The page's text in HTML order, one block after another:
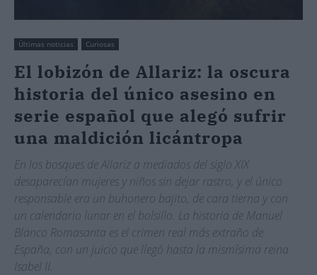
Últimas noticias Curiosas
El lobizón de Allariz: la oscura
historia del único asesino en
serie español que alegó sufrir
una maldición licántropa
En los bosques de Allariz a mediados del siglo XIX
desaparecían mujeres y niños sin dejar rastro, y el único
responsable era un buhonero bajito, de cara tierna y con
un calendario lunar en el bolsillo. La historia de Manuel
Blanco Romasanta es el crimen real más extraño de
España, con un juicio que llegó hasta la mismísima reina
Isabel II.